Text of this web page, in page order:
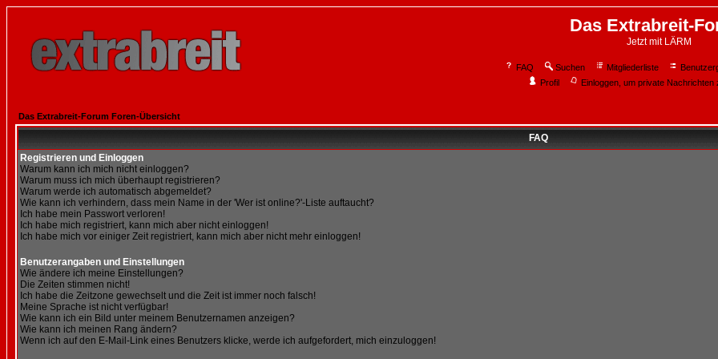
Das Extrabreit-
Jetzt mit LÄRM
FAQ Suchen Mitgliederliste
Profil
Einloggen, um private Nachrichten
Das Extrabreit-Forum Foren-Übersicht
FAQ
Registrieren und Einloggen
Warum kann ich mich nicht einloggen?
Warum muss ich mich überhaupt registrieren?
Warum werde ich automatisch abgemeldet?
Wie kann ich verhindern, dass mein Name in der 'Wer ist online?'-Liste auftaucht?
Ich habe mein Passwort verloren!
Ich habe mich registriert, kann mich aber nicht einloggen!
Ich habe mich vor einiger Zeit registriert, kann mich aber nicht mehr einloggen!
Benutzerangaben und Einstellungen
Wie ändere ich meine Einstellungen?
Die Zeiten stimmen nicht!
Ich habe die Zeitzone gewechselt und die Zeit ist immer noch falsch!
Meine Sprache ist nicht verfügbar!
Wie kann ich ein Bild unter meinem Benutzernamen anzeigen?
Wie kann ich meinen Rang ändern?
Wenn ich auf den E-Mail-Link eines Benutzers klicke, werde ich aufgefordert, mich einzuloggen!